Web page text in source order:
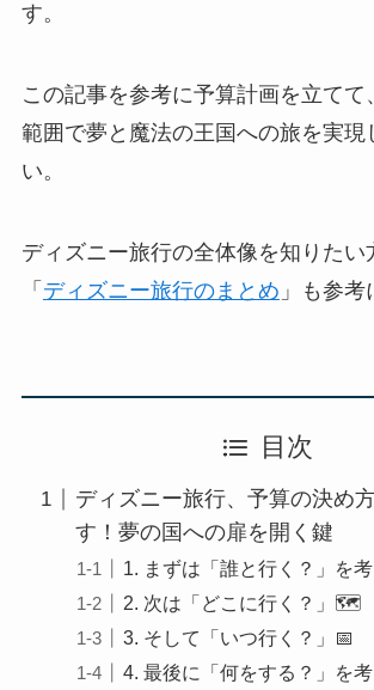
す。
この記事を参考に予算計画を立てて
範囲で夢と魔法の王国への旅を実現
い。
ディズニー旅行の全体像を知りたい
「 ディズニー旅行のまとめ 」も参考
目次
ディズニー旅行、予算の決め
す！夢の国への扉を開く鍵
1. まずは「誰と行く？」を
2. 次は「どこに行く？」🗺️
3. そして「いつ行く？」📅
4. 最後に「何をする？」を考